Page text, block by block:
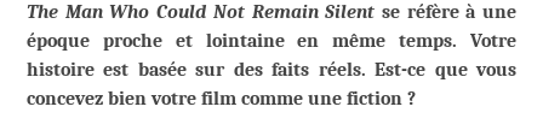
The Man Who Could Not Remain Silent se réfère à une
époque proche et lointaine en même temps. Votre
histoire est basée sur des faits réels. Est-ce que vous
concevez bien votre film comme une fiction ?